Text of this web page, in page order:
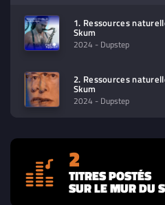
contenu à lire
1. Ressources
Skum
2024 - Dupstep
2. Ressources
Skum
2024 - Dupstep
2
TITRES POSTÉS
SUR LE MUR DU